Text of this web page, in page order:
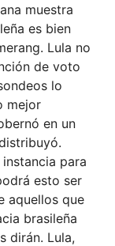
muestra
es bien
Lula no
de voto
lo
mejor
en un
para
esto ser
aquellos que
brasileña
dirán. Lula,